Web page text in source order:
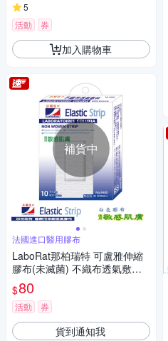
5
活動
券
加入購物車
補貨中
法國進口醫用膠布
LaboRat那柏瑞特 可盧雅伸縮
膠布(未滅菌) 不織布透氣敷料1
0片(4x8cm)
$80
活動 券
貨到通知我